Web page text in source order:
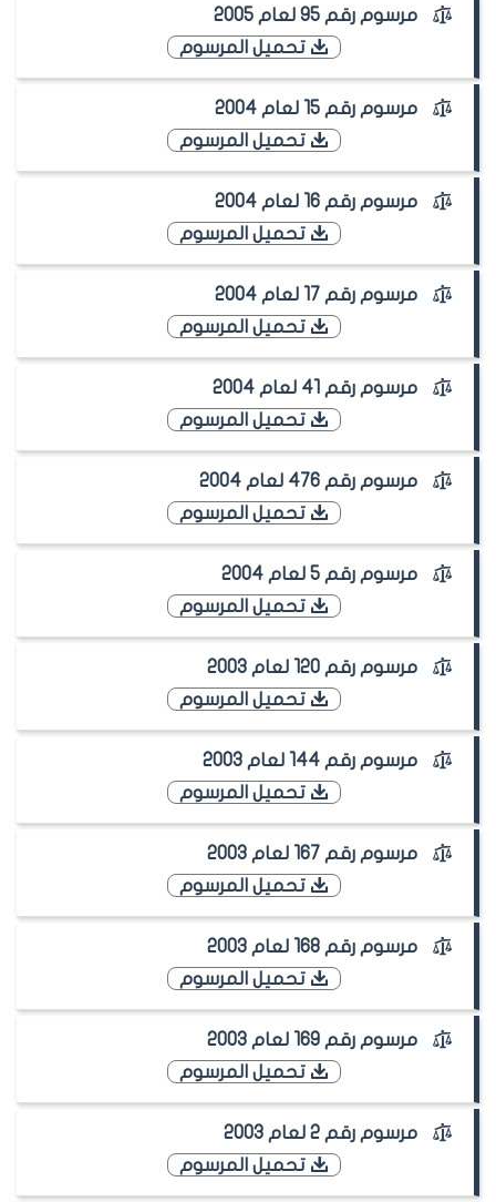
مرسوم رقم 95 لعام 2005
تحميل المرسوم
مرسوم رقم 15 لعام 2004
تحميل المرسوم
مرسوم رقم 16 لعام 2004
تحميل المرسوم
مرسوم رقم 17 لعام 2004
تحميل المرسوم
مرسوم رقم 41 لعام 2004
تحميل المرسوم
مرسوم رقم 476 لعام 2004
تحميل المرسوم
مرسوم رقم 5 لعام 2004
تحميل المرسوم
مرسوم رقم 120 لعام 2003
تحميل المرسوم
مرسوم رقم 144 لعام 2003
تحميل المرسوم
مرسوم رقم 167 لعام 2003
تحميل المرسوم
مرسوم رقم 168 لعام 2003
تحميل المرسوم
مرسوم رقم 169 لعام 2003
تحميل المرسوم
مرسوم رقم 2 لعام 2003
تحميل المرسوم